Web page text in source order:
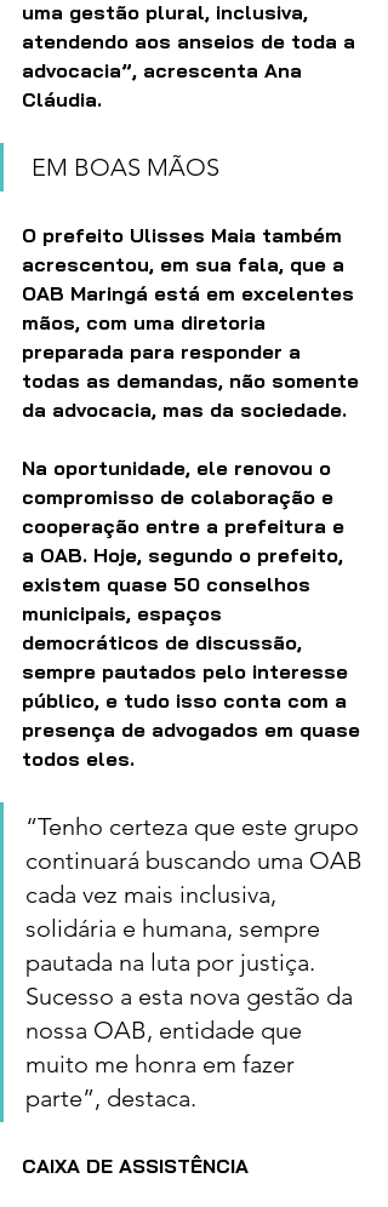
uma gestão plural, inclusiva,
atendendo aos anseios de toda a
advocacia”, acrescenta Ana
Cláudia.
EM BOAS MÃOS
O prefeito Ulisses Maia também
acrescentou, em sua fala, que a
OAB Maringá está em excelentes
mãos, com uma diretoria
preparada para responder a
todas as demandas, não somente
da advocacia, mas da sociedade.
Na oportunidade, ele renovou o
compromisso de colaboração e
cooperação entre a prefeitura e
a OAB. Hoje, segundo o prefeito,
existem quase 50 conselhos
municipais, espaços
democráticos de discussão,
sempre pautados pelo interesse
público, e tudo isso conta com a
presença de advogados em quase
todos eles.
“Tenho certeza que este grupo
continuará buscando uma OAB
cada vez mais inclusiva,
solidária e humana, sempre
pautada na luta por justiça.
Sucesso a esta nova gestão da
nossa OAB, entidade que
muito me honra em fazer
parte”, destaca.
CAIXA DE ASSISTÊNCIA